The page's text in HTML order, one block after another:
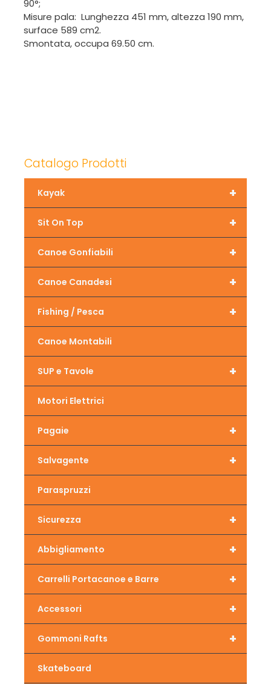
90°;
Misure pala: Lunghezza 451 mm, altezza 190 mm,
surface 589 cm2.
Smontata, occupa 69.50 cm.
Catalogo Prodotti
+
Kayak
+
Sit On Top
+
Canoe Gonfiabili
+
Canoe Canadesi
+
Fishing / Pesca
Canoe Montabili
+
SUP e Tavole
Motori Elettrici
+
Pagaie
+
Salvagente
Paraspruzzi
+
Sicurezza
+
Abbigliamento
+
Carrelli Portacanoe e Barre
+
Accessori
+
Gommoni Rafts
Skateboard